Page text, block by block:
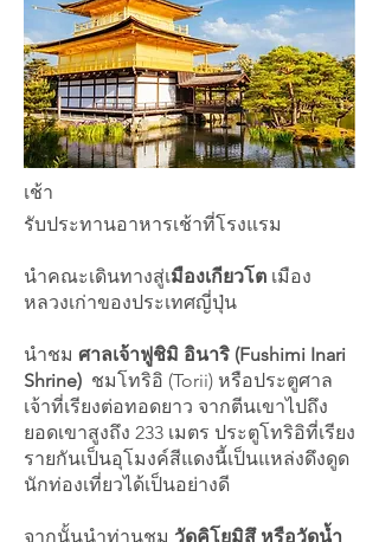
เช้า
รับประทานอาหารเช้าที่โรงแรม
นำคณะเดินทางสู่เมืองเกียวโต เมือง
หลวงเก่าของประเทศญี่ปุ่น
นำชม ศาลเจ้าฟูชิมิ อินาริ (Fushimi Inari
Shrine) ชมโทริอิ (Torii) หรือประตูศาล
เจ้าที่เรียงต่อทอดยาว จากตีนเขาไปถึง
ยอดเขาสูงถึง 233 เมตร ประตูโทริอิที่เรียง
รายกันเป็นอุโมงค์สีแดงนี้เป็นแหล่งดึงดูด
นักท่องเที่ยวได้เป็นอย่างดี
จากนั้นนำท่านชม วัดคิโยมิสึ หรือวัดน้ำ